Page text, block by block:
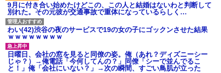
ワイ144kg彼女98kgデブカップル、1年間毎日行為しまくった結
果
朝起きたら嫁がいなかった。俺（嫁も嫁実家も電話に出ない…不
安だ）→ 仕事を早退して帰宅すると、嫁と嫁両親と知らない男が
２人・・・
9月に付き合い始めたけどこの、この人と結婚はないわと判断して
別れた。その元彼が交通事故で重体になっているらしく…
わい(42)渋谷の夜のサービスで19の女の子にゴックンさせた結果
ｗｗｗｗｗｗｗｗ
日曜日、会社の窓を見ると同僚の姿。俺（あれ？ディズニーシー
じゃ？）→俺電話「今何してんの？」同僚「シーで並んでるこ
と！」俺「会社にいない？」→次の瞬間、すごい鳥肌が立った